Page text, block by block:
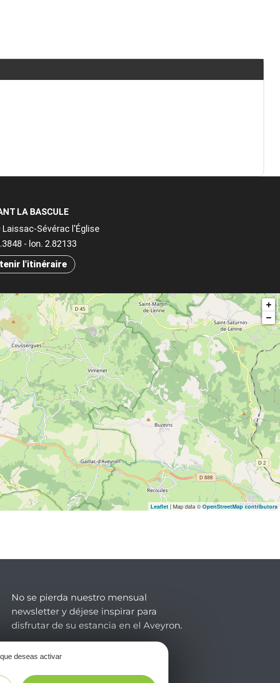
LA BASCULE
Laissac-Sévérac l'Église
- lon. 2.82133
l'itinéraire
+
−
Leaflet| Map data © OpenStreetMap contributors
No se pierda nuestro mensual
newsletter y déjese inspirar para
disfrutar de su estancia en el Aveyron.
AQUÍ!
deseas activar